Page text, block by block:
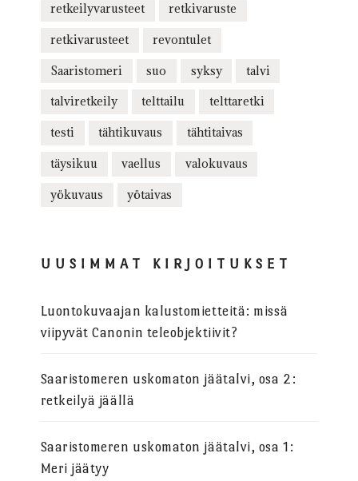
retkeilyvarusteet retkivaruste
retkivarusteet revontulet
Saaristomeri suo syksy talvi
talviretkeily telttailu telttaretki
testi tähtikuvaus tähtitaivas
täysikuu vaellus valokuvaus
yökuvaus yötaivas
UUSIMMAT KIRJOITUKSET
Luontokuvaajan kalustomietteitä: missä
viipyvät Canonin teleobjektiivit?
Saaristomeren uskomaton jäätalvi, osa 2:
retkeilyä jäällä
Saaristomeren uskomaton jäätalvi, osa 1:
Meri jäätyy